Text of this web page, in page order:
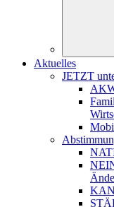
Aktuelles
JETZT